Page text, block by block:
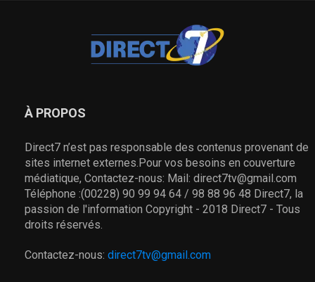
À PROPOS
Direct7 n’est pas responsable des contenus provenant de
sites internet externes.Pour vos besoins en couverture
médiatique, Contactez-nous: Mail: direct7tv@gmail.com
Téléphone :(00228) 90 99 94 64 / 98 88 96 48 Direct7, la
passion de l'information Copyright - 2018 Direct7 - Tous
droits réservés.
Contactez-nous: direct7tv@gmail.com